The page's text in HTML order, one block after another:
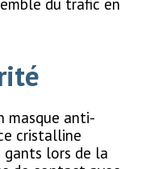
du trafic en
masque anti-
cristalline
gants lors de la